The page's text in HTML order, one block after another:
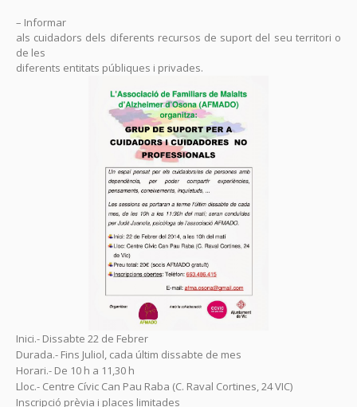
– Informar
als cuidadors dels diferents recursos de suport del seu territori o
de les
diferents entitats públiques i privades.
Inici.- Dissabte 22 de Febrer
Durada.- Fins Juliol, cada últim dissabte de mes
Horari.- De 10 h a 11,30 h
Lloc.- Centre Cívic Can Pau Raba (C. Raval Cortines, 24 VIC)
Inscripció prèvia i places limitades